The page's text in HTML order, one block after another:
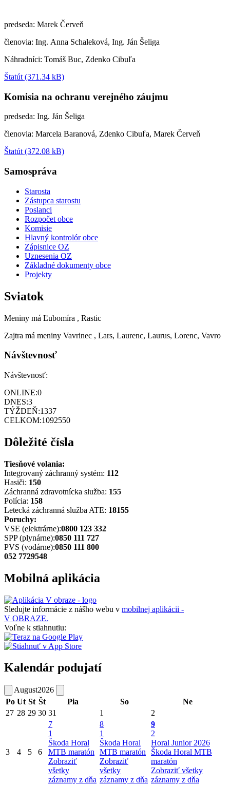
predseda: Marek Červeň
členovia: Ing. Anna Schaleková, Ing. Ján Šeliga
Náhradníci: Tomáš Buc, Zdenko Cibuľa
Štatút (371.34 kB)
Komisia na ochranu verejného záujmu
predseda: Ing. Ján Šeliga
členovia: Marcela Baranová, Zdenko Cibuľa, Marek Červeň
Štatút (372.08 kB)
Samospráva
Starosta
Zástupca starostu
Poslanci
Rozpočet obce
Komisie
Hlavný kontrolór obce
Zápisnice OZ
Uznesenia OZ
Základné dokumenty obce
Projekty
Sviatok
Meniny má Ľubomíra , Rastic
Zajtra má meniny Vavrinec , Lars, Laurenc, Laurus, Lorenc, Vavro
Návštevnosť
Návštevnosť:
ONLINE:0
DNES:3
TÝŽDEŇ:1337
CELKOM:1092550
Dôležité čísla
Tiesňové volania:
Integrovaný záchranný systém: 112
Hasiči: 150
Záchranná zdravotnícka služba: 155
Polícia: 158
Letecká záchranná služba ATE: 18155
Poruchy:
VSE (elektrárne):0800 123 332
SPP (plynárne):0850 111 727
PVS (vodárne):0850 111 800
052 7729548
Mobilná aplikácia
Sledujte informácie z nášho webu v mobilnej aplikácii -
V OBRAZE.
Voľne k stiahnutiu:
Kalendár podujatí
August2026
Po Ut St Št Pia So
Ne
27 28 29 30 31 1 2
3 4 5 6
7
1
Škoda Horal
MTB maratón
Zobraziť
všetky
záznamy z dňa
8
1
Škoda Horal
MTB maratón
Zobraziť
všetky
záznamy z dňa
9
2
Horal Junior 2026
Škoda Horal MTB
maratón
Zobraziť všetky
záznamy z dňa